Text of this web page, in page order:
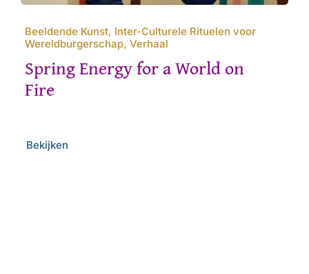
Beeldende Kunst, Inter-Culturele Rituelen voor
Wereldburgerschap, Verhaal
Spring Energy for a World on
Fire
Bekijken